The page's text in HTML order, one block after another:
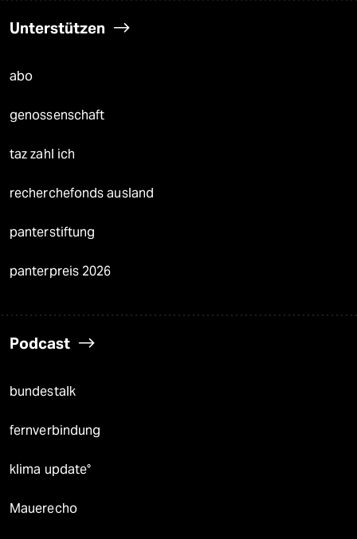
Unterstützen
abo
genossenschaft
taz zahl ich
recherchefonds ausland
panterstiftung
panterpreis 2026
Podcast
bundestalk
fernverbindung
klima update°
Mauerecho